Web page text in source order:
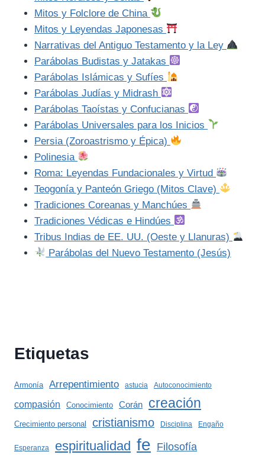
Mitos y Folclore de China
Mitos y Leyendas Japonesas
Narrativas del Antiguo Testamento y la Ley
Parábolas Budistas y Jatakas
Parábolas Islámicas y Sufíes
Parábolas Judías y Midrash
Parábolas Taoístas y Confucianas
Parábolas Universales para los Inicios
Persia (Zoroastrismo y Épica)
Polinesia
Roma: Leyendas Fundacionales y Virtud
Teogonía y Panteón Griego (Mitos Clave)
Tradiciones Coreanas y Manchúes
Tradiciones Védicas e Hindúes
Tribus Indias de EE. UU. (Oeste y Llanuras)
Parábolas del Nuevo Testamento (Jesús)
Etiquetas
Armonía Arrepentimiento astucia Autoconocimiento
compasión Conocimiento Corán creación
Crecimiento personal cristianismo Disciplina Engaño
Esperanza espiritualidad fe Filosofía